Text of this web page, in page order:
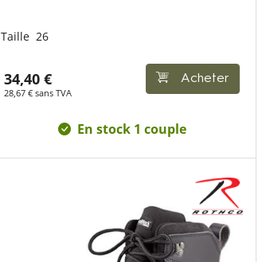
Taille 26
34,40 €
28,67 € sans TVA
Acheter
En stock 1 couple